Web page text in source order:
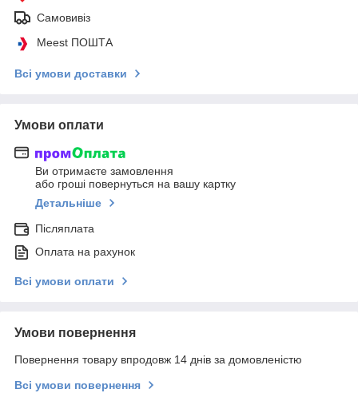
Самовивіз
Meest ПОШТА
Всі умови доставки
Умови оплати
Ви отримаєте замовлення
або гроші повернуться на вашу картку
Детальніше
Післяплата
Оплата на рахунок
Всі умови оплати
Умови повернення
Повернення товару впродовж 14 днів за домовленістю
Всі умови повернення